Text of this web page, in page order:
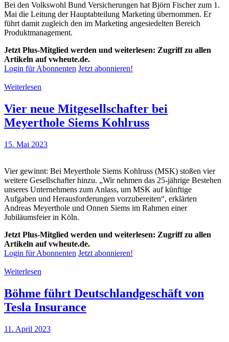
Bei den Volkswohl Bund Versicherungen hat Björn Fischer zum 1.
Mai die Leitung der Hauptabteilung Marketing übernommen. Er
führt damit zugleich den im Marketing angesiedelten Bereich
Produktmanagement.
Jetzt Plus-Mitglied werden und weiterlesen: Zugriff zu allen
Artikeln auf vwheute.de.
Login für Abonnenten Jetzt abonnieren!
Weiterlesen
Vier neue Mitgesellschafter bei
Meyerthole Siems Kohlruss
15. Mai 2023
Vier gewinnt: Bei Meyerthole Siems Kohlruss (MSK) stoßen vier
weitere Gesellschafter hinzu. „Wir nehmen das 25-jährige Bestehen
unseres Unternehmens zum Anlass, um MSK auf künftige
Aufgaben und Herausforderungen vorzubereiten“, erklärten
Andreas Meyerthole und Onnen Siems im Rahmen einer
Jubiläumsfeier in Köln.
Jetzt Plus-Mitglied werden und weiterlesen: Zugriff zu allen
Artikeln auf vwheute.de.
Login für Abonnenten Jetzt abonnieren!
Weiterlesen
Böhme führt Deutschlandgeschäft von
Tesla Insurance
11. April 2023